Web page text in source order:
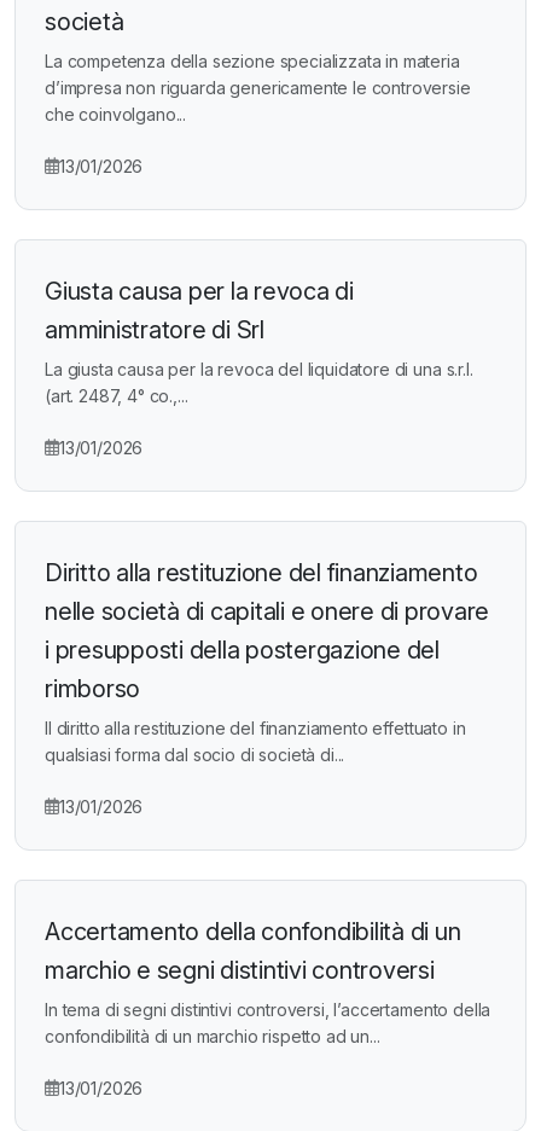
società
La competenza della sezione specializzata in materia
d’impresa non riguarda genericamente le controversie
che coinvolgano...
13/01/2026
Giusta causa per la revoca di
amministratore di Srl
La giusta causa per la revoca del liquidatore di una s.r.l.
(art. 2487, 4° co.,...
13/01/2026
Diritto alla restituzione del finanziamento
nelle società di capitali e onere di provare
i presupposti della postergazione del
rimborso
Il diritto alla restituzione del finanziamento effettuato in
qualsiasi forma dal socio di società di...
13/01/2026
Accertamento della confondibilità di un
marchio e segni distintivi controversi
In tema di segni distintivi controversi, l’accertamento della
confondibilità di un marchio rispetto ad un...
13/01/2026